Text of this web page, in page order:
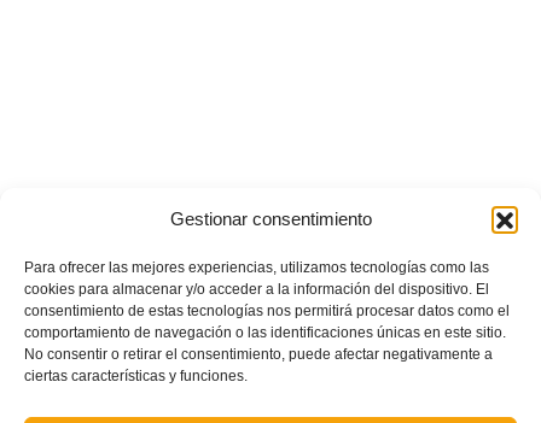
Gestionar consentimiento
Para ofrecer las mejores experiencias, utilizamos tecnologías como las
cookies para almacenar y/o acceder a la información del dispositivo. El
consentimiento de estas tecnologías nos permitirá procesar datos como el
comportamiento de navegación o las identificaciones únicas en este sitio.
No consentir o retirar el consentimiento, puede afectar negativamente a
ciertas características y funciones.
Ferran Torres se da un baño de masas y se convierte
en el embajador de la Comunitat Valenciana
Estos son los dos grupos y calendarios de Lliga